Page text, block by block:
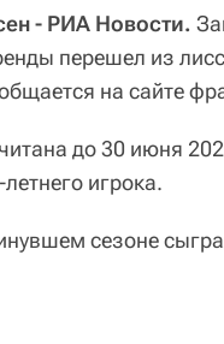
- РИА Новости.
перешел из
на сайте
до 30 июня
игрока.
сезоне